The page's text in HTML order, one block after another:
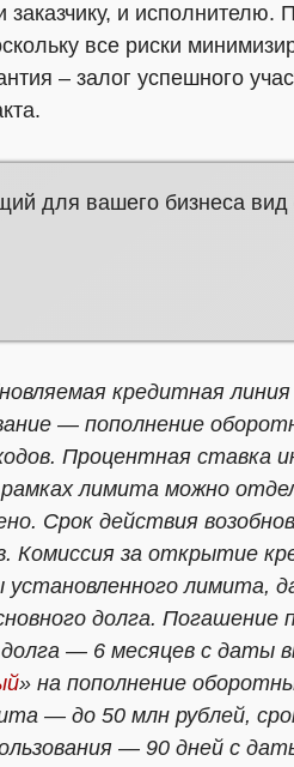
заказчику, и исполнителю.
все риски
– залог успешного
для вашего бизнеса
кредитная
— пополнение
Процентная ставка
лимита можно
Срок действия
за открытие
лимита,
долга. Погашение
— 6 месяцев с даты
» на пополнение
— до 50 млн рублей,
— 90 дней с